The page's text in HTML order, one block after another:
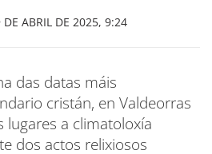
DE ABRIL DE 2025, 9:24
das datas máis
cristán, en Valdeorras
a climatoloxía
dos actos relixiosos